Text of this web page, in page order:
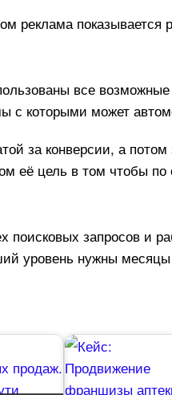
реклама
все
которыми может
за конверсии, а
её цель в том чтобы
поисковых запросов и
уровень нужны